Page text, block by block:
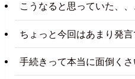
こうなると思っていた、、
ちょっと今回はあまり発
手続きって本当に面倒くさ